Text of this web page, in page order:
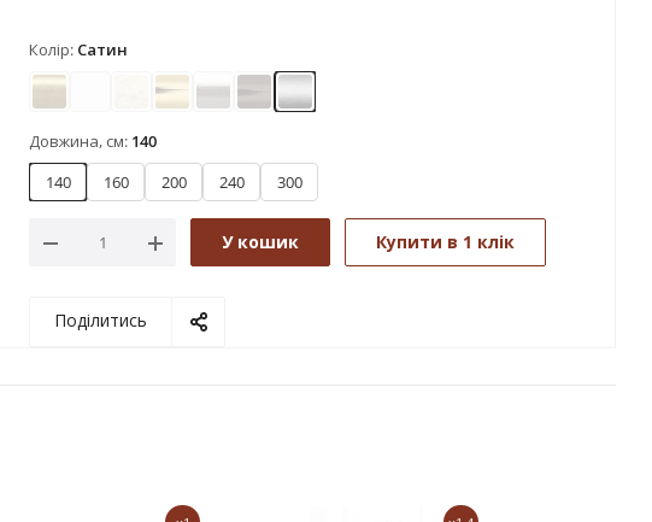
Колір: Сатин
Антик Біле золото
ЗолотоНержавіюча сталь
ОніксСатин
Довжина, см: 140
140
160 200 240 300
У кошик Купити в 1 клік
Поділитись